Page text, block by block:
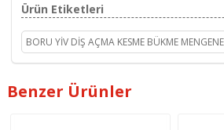
Ürün Etiketleri
BORU YİV DİŞ AÇMA KESME BÜKME
Benzer Ürünler